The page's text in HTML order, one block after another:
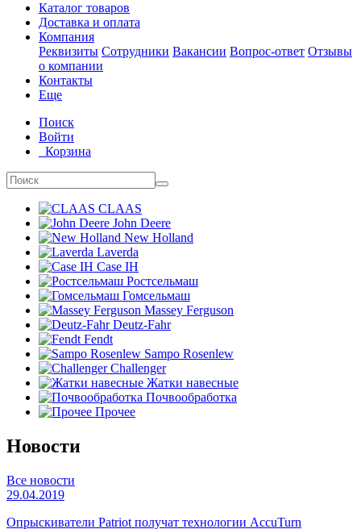
Каталог товаров
Доставка и оплата
Компания
Реквизиты Сотрудники Вакансии Вопрос-ответ Отзывы
о компании
Контакты
Еще
Поиск
Войти
Корзина
CLAAS
John Deere
New Holland
Laverda
Case IH
Ростсельмаш
Гомсельмаш
Massey Ferguson
Deutz-Fahr
Fendt
Sampo Rosenlew
Challenger
Жатки навесные
Почвообработка
Прочее
Новости
Все новости
29.04.2019
Опрыскиватели Patriot получат технологии AccuTurn